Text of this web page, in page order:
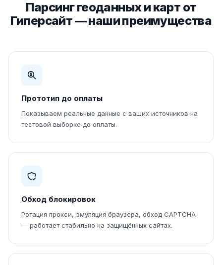
Парсинг геоданных и карт от
Гиперсайт — наши преимущества
Прототип до оплаты
Показываем реальные данные с ваших источников на
тестовой выборке до оплаты.
Обход блокировок
Ротация прокси, эмуляция браузера, обход CAPTCHA
— работает стабильно на защищённых сайтах.